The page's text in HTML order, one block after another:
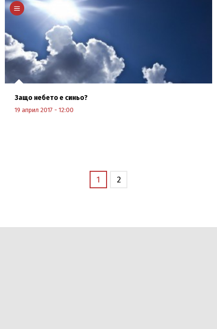
Научи повече
Защо небето е синьо?
19 април 2017 - 12:00
1 2